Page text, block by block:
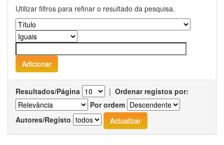
Utilizar filtros para refinar o resultado da pesquisa.
Resultados/Página | Ordenar registos por:
Por ordem
Autores/Registo